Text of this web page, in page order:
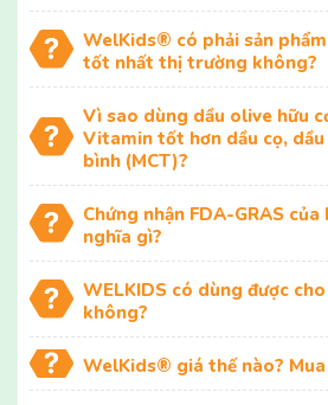
WelKids® có phải sản
tốt nhất thị trường không?
Vì sao dùng dầu olive hữu
Vitamin tốt hơn dầu cọ,
bình (MCT)?
Chứng nhận FDA-GRAS của
nghĩa gì?
WELKIDS có dùng được
không?
WelKids® giá thế nào? Mua